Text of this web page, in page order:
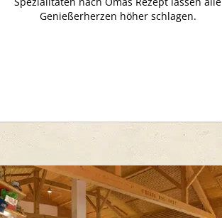
Genießerherzen höher schlagen.